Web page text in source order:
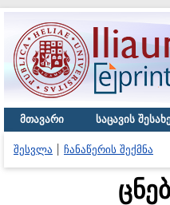
მთავარი საცავის
შესვლა ჩანაწერის შექმნა